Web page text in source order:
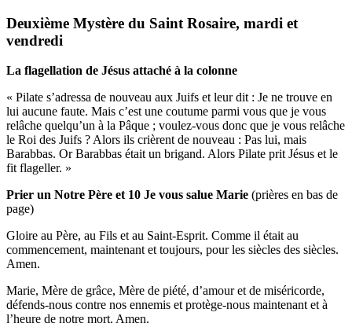
Deuxième Mystère du Saint Rosaire, mardi et
vendredi
La flagellation de Jésus attaché à la colonne
« Pilate s’adressa de nouveau aux Juifs et leur dit : Je ne trouve en
lui aucune faute. Mais c’est une coutume parmi vous que je vous
relâche quelqu’un à la Pâque ; voulez-vous donc que je vous relâche
le Roi des Juifs ? Alors ils crièrent de nouveau : Pas lui, mais
Barabbas. Or Barabbas était un brigand. Alors Pilate prit Jésus et le
fit flageller. »
Prier un Notre Père et 10 Je vous salue Marie (prières en bas de
page)
Gloire au Père, au Fils et au Saint-Esprit. Comme il était au
commencement, maintenant et toujours, pour les siècles des siècles.
Amen.
Marie, Mère de grâce, Mère de piété, d’amour et de miséricorde,
défends-nous contre nos ennemis et protège-nous maintenant et à
l’heure de notre mort. Amen.